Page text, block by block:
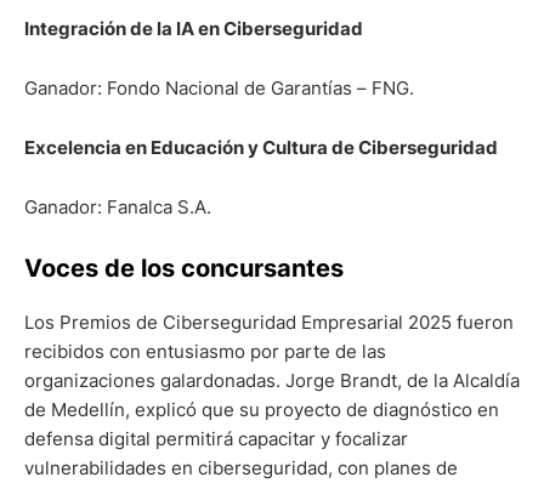
Integración de la IA en Ciberseguridad
Ganador: Fondo Nacional de Garantías – FNG.
Excelencia en Educación y Cultura de Ciberseguridad
Ganador: Fanalca S.A.
Voces de los concursantes
Los Premios de Ciberseguridad Empresarial 2025 fueron
recibidos con entusiasmo por parte de las
organizaciones galardonadas. Jorge Brandt, de la Alcaldía
de Medellín, explicó que su proyecto de diagnóstico en
defensa digital permitirá capacitar y focalizar
vulnerabilidades en ciberseguridad, con planes de